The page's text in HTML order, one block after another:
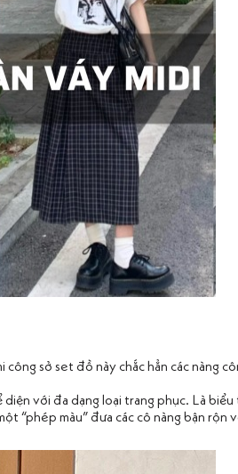
công sở set đồ này chắc hẳn các nàng
với đa dạng loại trang phục. Là
“phép màu” đưa các cô nàng bận rộn